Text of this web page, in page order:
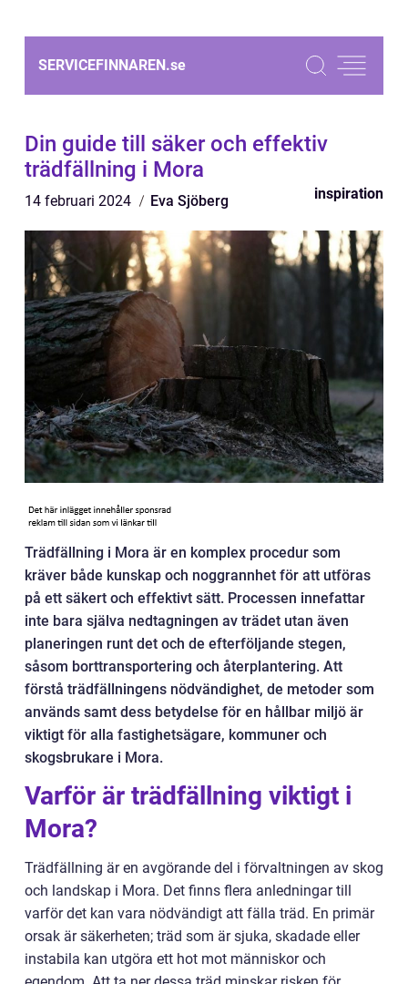
SERVICEFINNAREN.se
Din guide till säker och effektiv
trädfällning i Mora
14 februari 2024 Eva Sjöberg inspiration
Trädfällning i Mora är en komplex procedur som
kräver både kunskap och noggrannhet för att utföras
på ett säkert och effektivt sätt. Processen innefattar
inte bara själva nedtagningen av trädet utan även
planeringen runt det och de efterföljande stegen,
såsom borttransportering och återplantering. Att
förstå trädfällningens nödvändighet, de metoder som
används samt dess betydelse för en hållbar miljö är
viktigt för alla fastighetsägare, kommuner och
skogsbrukare i Mora.
Varför är trädfällning viktigt i
Mora?
Trädfällning är en avgörande del i förvaltningen av skog
och landskap i Mora. Det finns flera anledningar till
varför det kan vara nödvändigt att fälla träd. En primär
orsak är säkerheten; träd som är sjuka, skadade eller
instabila kan utgöra ett hot mot människor och